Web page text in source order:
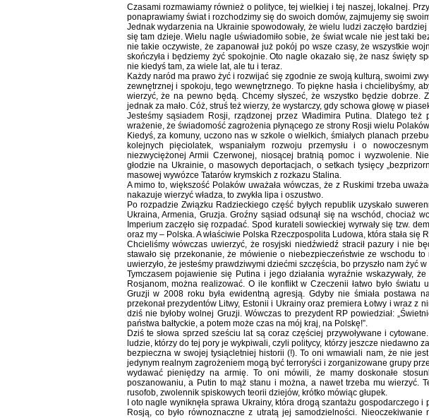
Czasami rozmawiamy również o polityce, tej wielkiej i tej naszej, lokalnej.
ponaprawiamy świat i rozchodzimy się do swoich domów, zajmujemy się
Jednak wydarzenia na Ukrainie spowodowały, że wielu ludzi zaczęło
się tam dzieje. Wielu nagle uświadomiło sobie, że świat wcale nie jest taki
nie takie oczywiste, że zapanował już pokój po wsze czasy, że wszystkie
skończyła i będziemy żyć spokojnie. Oto nagle okazało się, że nasz święty
nie kiedyś tam, za wiele lat, ale tu i teraz.
Każdy naród ma prawo żyć i rozwijać się zgodnie ze swoją kulturą, swoimi
zewnętrznej i spokoju, tego wewnętrznego. To piękne hasła i chcielibyśmy,
wierzyć, że na pewno będą. Chcemy słyszeć, że wszystko będzie dobrze.
jednak za mało. Cóż, struś też wierzy, że wystarczy, gdy schowa głowę w
Jesteśmy sąsiadem Rosji, rządzonej przez Władimira Putina. Dlatego
wrażenie, że świadomość zagrożenia płynącego ze strony Rosji wielu
Kiedyś, za komuny, uczono nas w szkole o wielkich, śmiałych planach
kolejnych pięciolatek, wspaniałym rozwoju przemysłu i o
niezwyciężonej Armii Czerwonej, niosącej bratnią pomoc i wyzwolenie.
głodzie na Ukrainie, o masowych deportacjach, o setkach tysięcy
masowej wywózce Tatarów krymskich z rozkazu Stalina.
A mimo to, większość Polaków uważała wówczas, że z Ruskimi trzeba
nakazuje wierzyć władza, to zwykła lipa i oszustwo.
Po rozpadzie Związku Radzieckiego część byłych republik uzyskało
Ukraina, Armenia, Gruzja. Groźny sąsiad odsunął się na wschód, chociaż
Imperium zaczęło się rozpadać. Spod kurateli sowieckiej wyrwały się tzw.
oraz my – Polska. A właściwie Polska Rzeczpospolita Ludowa, która stała się
Chcieliśmy wówczas uwierzyć, że rosyjski niedźwiedź stracił pazury i nie
stawało się przekonanie, że mówienie o niebezpieczeństwie ze wschodu
uwierzyło, że jesteśmy prawdziwymi dziećmi szczęścia, bo przyszło nam żyć
Tymczasem pojawienie się Putina i jego działania wyraźnie wskazywały,
Rosjanom, można realizować. O ile konflikt w Czeczenii łatwo było
Gruzji w 2008 roku była ewidentną agresją. Gdyby nie śmiała postawa
przekonał prezydentów Litwy, Estonii i Ukrainy oraz premiera Łotwy i wraz z
dziś nie byłoby wolnej Gruzji. Wówczas to prezydent RP powiedział:
państwa bałtyckie, a potem może czas na mój kraj, na Polskę!”.
Dziś te słowa sprzed sześciu lat są coraz częściej przywoływane i
ludzie, którzy do tej pory je wykpiwali, czyli politycy, którzy jeszcze niedawno
bezpieczna w swojej tysiącletniej historii (!). To oni wmawiali nam, że nie
jedynym realnym zagrożeniem mogą być terroryści i zorganizowane grupy
wydawać pieniędzy na armię. To oni mówili, że mamy doskonałe
poszanowaniu, a Putin to mąż stanu i można, a nawet trzeba mu wierzyć.
rusofob, zwolennik spiskowych teorii dziejów, krótko mówiąc głupek.
I oto nagle wyniknęła sprawa Ukrainy, która drogą szantażu gospodarczego i
Rosją, co było równoznaczne z utratą jej samodzielności.